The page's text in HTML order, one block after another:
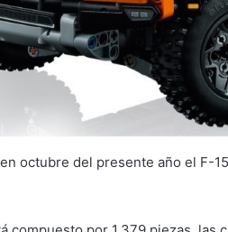
octubre del presente año el F-